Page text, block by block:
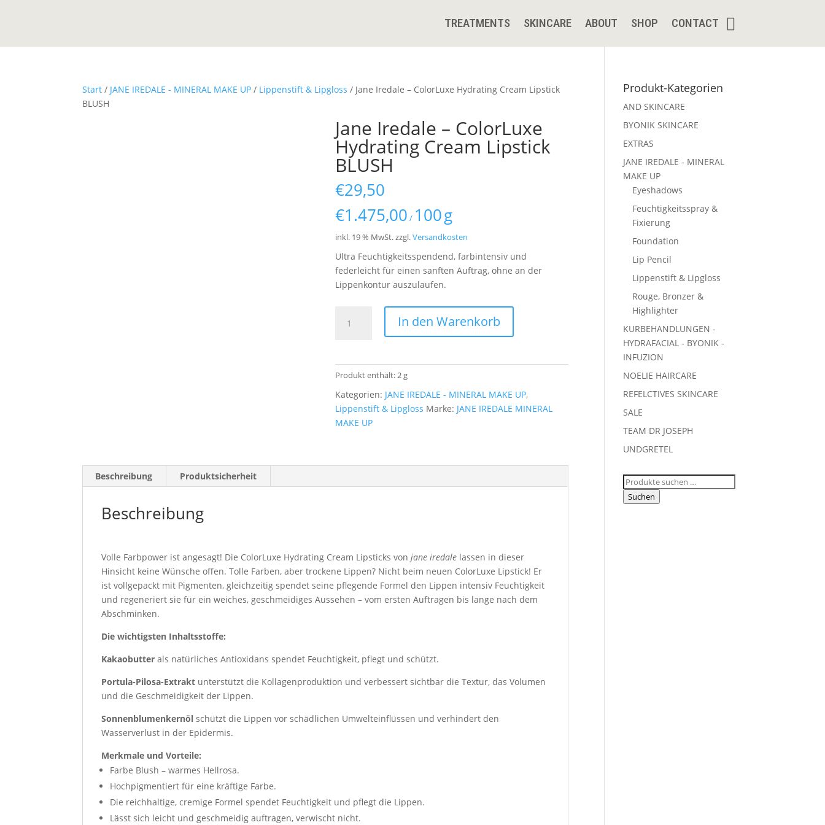
TREATMENTS SKINCARE ABOUT SHOP CONTACT
Start / JANE IREDALE - MINERAL MAKE UP / Lippenstift & Lipgloss / Jane Iredale – ColorLuxe Hydrating Cream Lipstick
BLUSH
Jane Iredale – ColorLuxe
Hydrating Cream Lipstick
BLUSH
€29,50
€1.475,00 / 100g
inkl. 19 % MwSt.zzgl.Versandkosten
Ultra Feuchtigkeitsspendend, farbintensiv und
federleicht für einen sanften Auftrag, ohne an der
Lippenkontur auszulaufen.
Iredale
Hydrating
Lipstick
BLUSH
Menge
In den Warenkorb
Produkt enthält: 2 g
Kategorien: JANE IREDALE - MINERAL MAKE UP,
Lippenstift & Lipgloss Marke: JANE IREDALE MINERAL
MAKE UP
Beschreibung Produktsicherheit
Beschreibung
Volle Farbpower ist angesagt! Die ColorLuxe Hydrating Cream Lipsticks vonjane iredale lassen in dieser
Hinsicht keine Wünsche offen. Tolle Farben, aber trockene Lippen? Nicht beim neuen ColorLuxe Lipstick! Er
ist vollgepackt mit Pigmenten, gleichzeitig spendet seine pflegende Formel den Lippen intensiv Feuchtigkeit
und regeneriert sie für ein weiches, geschmeidiges Aussehen – vom ersten Auftragen bis lange nach dem
Abschminken.
Die wichtigsten Inhaltsstoffe:
Kakaobutter als natürliches Antioxidans spendet Feuchtigkeit, pflegt und schützt.
Portula-Pilosa-Extrakt unterstützt die Kollagenproduktion und verbessert sichtbar die Textur, das Volumen
und die Geschmeidigkeit der Lippen.
Sonnenblumenkernöl schützt die Lippen vor schädlichen Umwelteinflüssen und verhindert den
Wasserverlust in der Epidermis.
Merkmale und Vorteile:
Farbe Blush – warmes Hellrosa.
Hochpigmentiert für eine kräftige Farbe.
Die reichhaltige, cremige Formel spendet Feuchtigkeit und pflegt die Lippen.
Lässt sich leicht und geschmeidig auftragen, verwischt nicht.
Produkt-Kategorien
AND SKINCARE
BYONIK SKINCARE
EXTRAS
JANE IREDALE - MINERAL
MAKE UP
Eyeshadows
Feuchtigkeitsspray &
Fixierung
Foundation
Lip Pencil
Lippenstift & Lipgloss
Rouge, Bronzer &
Highlighter
KURBEHANDLUNGEN -
HYDRAFACIAL - BYONIK -
INFUZION
NOELIE HAIRCARE
REFELCTIVES SKINCARE
SALE
TEAM DR JOSEPH
UNDGRETEL
Suchen
nach:
Suchen